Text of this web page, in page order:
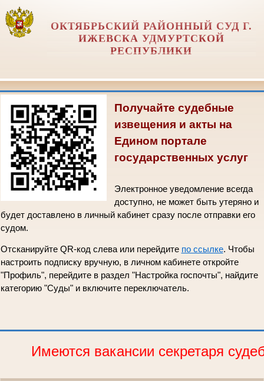
ОКТЯБРЬСКИЙ РАЙОННЫЙ СУД Г.
ИЖЕВСКА УДМУРТСКОЙ
РЕСПУБЛИКИ
Получайте судебные
извещения и акты на
Едином портале
государственных услуг
Электронное уведомление всегда
доступно, не может быть утеряно и
будет доставлено в личный кабинет сразу после отправки его
судом.
Отсканируйте QR-код слева или перейдите по ссылке. Чтобы
настроить подписку вручную, в личном кабинете откройте
"Профиль", перейдите в раздел "Настройка госпочты", найдите
категорию "Суды" и включите переключатель.
Имеются вакансии секретаря